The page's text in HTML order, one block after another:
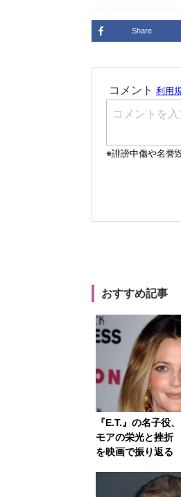
Share
おすすめ記事
『E.T.』の名子役
モアの栄光と挫折
を映画で振り返る